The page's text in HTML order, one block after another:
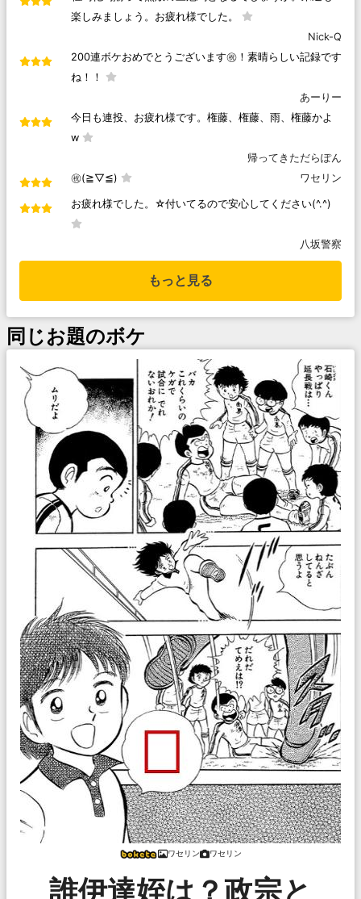
楽しみましょう。お疲れ様でした。
Nick-Q
200連ボケおめでとうございます㊗️！素晴らしい記録です
ね！！
あーりー
今日も連投、お疲れ様です。権藤、権藤、雨、権藤かよ
w
帰ってきただらぽん
㊗️(≧▽≦)
ワセリン
お疲れ様でした。☆付いてるので安心してください(^.^)
八坂警察
もっと見る
同じお題のボケ
ワセリン ワセリン
誰伊達姪は？政宗と